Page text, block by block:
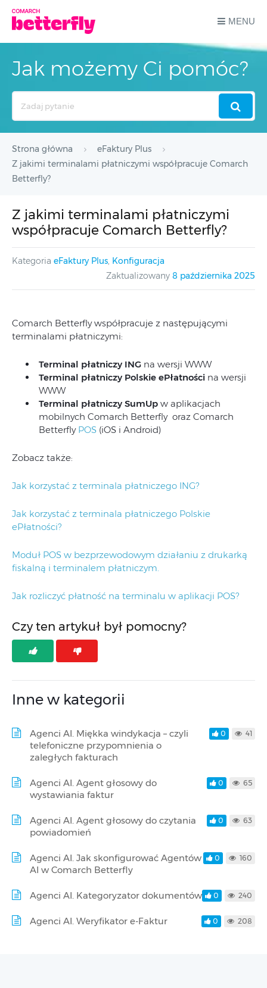
MENU
Jak możemy Ci pomóc?
Strona główna
eFaktury Plus
Z jakimi terminalami płatniczymi współpracuje Comarch
Betterfly?
Z jakimi terminalami płatniczymi
współpracuje Comarch Betterfly?
Kategoria eFaktury Plus, Konfiguracja
Zaktualizowany 8 października 2025
Comarch Betterfly współpracuje z następującymi
terminalami płatniczymi:
Terminal płatniczy ING na wersji WWW
Terminal płatniczy Polskie ePłatności na wersji
WWW
Terminal płatniczy SumUp w aplikacjach
mobilnych Comarch Betterfly oraz Comarch
Betterfly POS (iOS i Android)
Zobacz także:
Jak korzystać z terminala płatniczego ING?
Jak korzystać z terminala płatniczego Polskie
ePłatności?
Moduł POS w bezprzewodowym działaniu z drukarką
fiskalną i terminalem płatniczym.
Jak rozliczyć płatność na terminalu w aplikacji POS?
Czy ten artykuł był pomocny?
Inne w kategorii
Agenci AI. Miękka windykacja – czyli
telefoniczne przypomnienia o
zaległych fakturach
0 41
Agenci AI. Agent głosowy do
wystawiania faktur
0 65
Agenci AI. Agent głosowy do czytania
powiadomień
0 63
Agenci AI. Jak skonfigurować Agentów
AI w Comarch Betterfly
0 160
Agenci AI. Kategoryzator dokumentów 0 240
Agenci AI. Weryfikator e-Faktur 0 208